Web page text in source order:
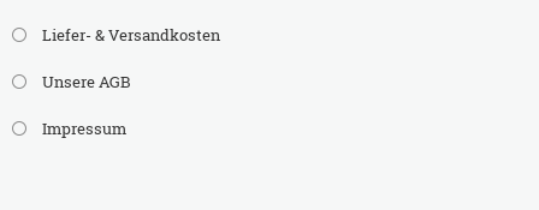
Liefer- & Versandkosten
Unsere AGB
Impressum